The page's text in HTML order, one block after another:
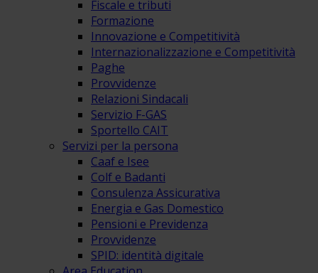
Fiscale e tributi
Formazione
Innovazione e Competitività
Internazionalizzazione e Competitività
Paghe
Provvidenze
Relazioni Sindacali
Servizio F-GAS
Sportello CAIT
Servizi per la persona
Caaf e Isee
Colf e Badanti
Consulenza Assicurativa
Energia e Gas Domestico
Pensioni e Previdenza
Provvidenze
SPID: identità digitale